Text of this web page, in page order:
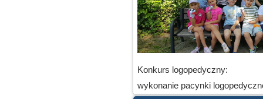
Konkurs logopedyczny:
wykonanie pacynki